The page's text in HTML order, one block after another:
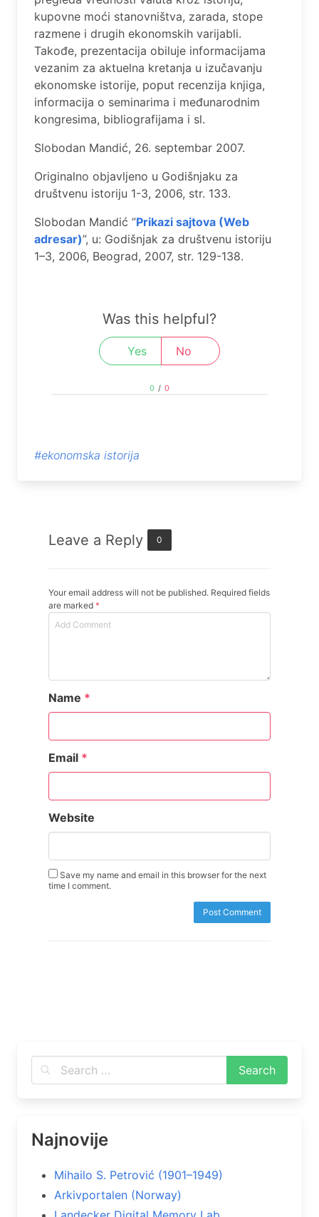
kupovne moći stanovništva, zarada, stope
razmene i drugih ekonomskih varijabli.
Takođe, prezentacija obiluje informacijama
vezanim za aktuelna kretanja u izučavanju
ekonomske istorije, poput recenzija knjiga,
informacija o seminarima i međunarodnim
kongresima, bibliografijama i sl.
Slobodan Mandić, 26. septembar 2007.
Originalno objavljeno u Godišnjaku za
društvenu istoriju 1-3, 2006, str. 133.
Slobodan Mandić ”Prikazi sajtova (Web
adrеsar)”, u: Godišnjak za društvеnu istoriju
1–3, 2006, Bеograd, 2007, str. 129-138.
Was this helpful?
Yes No
0 / 0
#ekonomska istorija
Leave a Reply 0
Your email address will not be published. Required fields
are marked *
Name *
Email *
Website
Save my name and email in this browser for the next
time I comment.
Najnovije
Mihailo S. Petrović (1901–1949)
Arkivportalen (Norway)